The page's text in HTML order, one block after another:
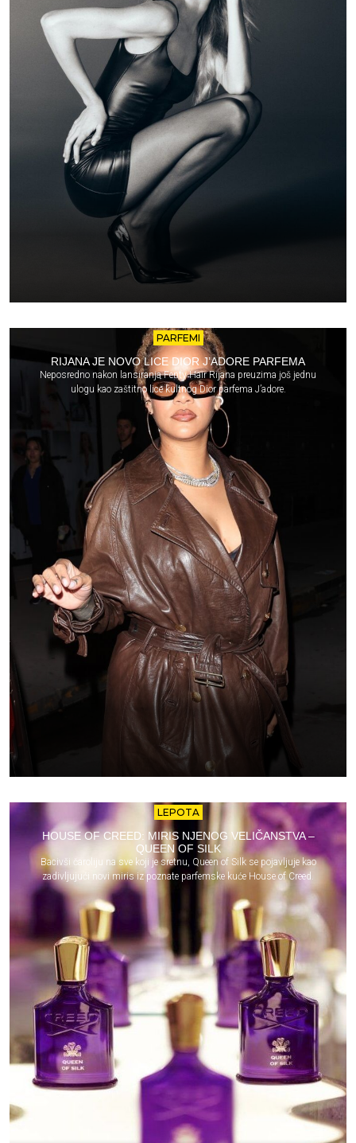
PARFEMI
RIJANA JE NOVO LICE DIOR J’ADORE PARFEMA
Neposredno nakon lansiranja Fenty Hair Rijana preuzima još jednu
ulogu kao zaštitno lice kultnog Dior parfema J’adore.
LEPOTA
HOUSE OF CREED: MIRIS NJENOG VELIČANSTVA –
QUEEN OF SILK
Bacivši čaroliju na sve koji je sretnu, Queen of Silk se pojavljuje kao
zadivljujući novi miris iz poznate parfemske kuće House of Creed.